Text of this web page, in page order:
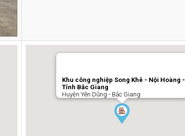
Khu công nghiệp Song Khê - Nội Hoàng -
Tỉnh Bắc Giang
Huyện Yên Dũng - Bắc Giang